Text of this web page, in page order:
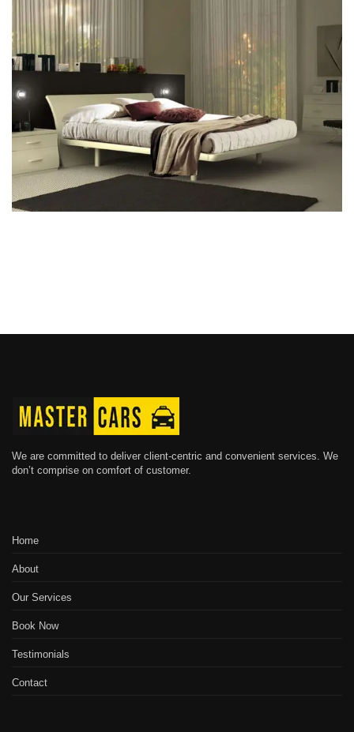
We are committed to deliver client-centric and convenient services. We
don’t comprise on comfort of customer.
Home
About
Our Services
Book Now
Testimonials
Contact